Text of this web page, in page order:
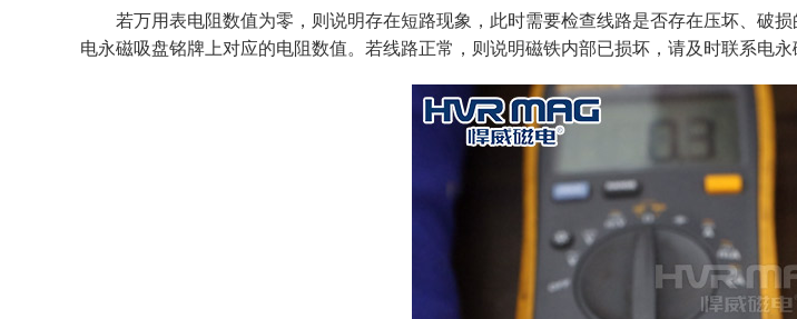
若万用表电阻数值为零，则说明存在短路现象，此时需要检查线路是否存在压坏、破损
电永磁吸盘铭牌上对应的电阻数值。若线路正常，则说明磁铁内部已损坏，请及时联系电永